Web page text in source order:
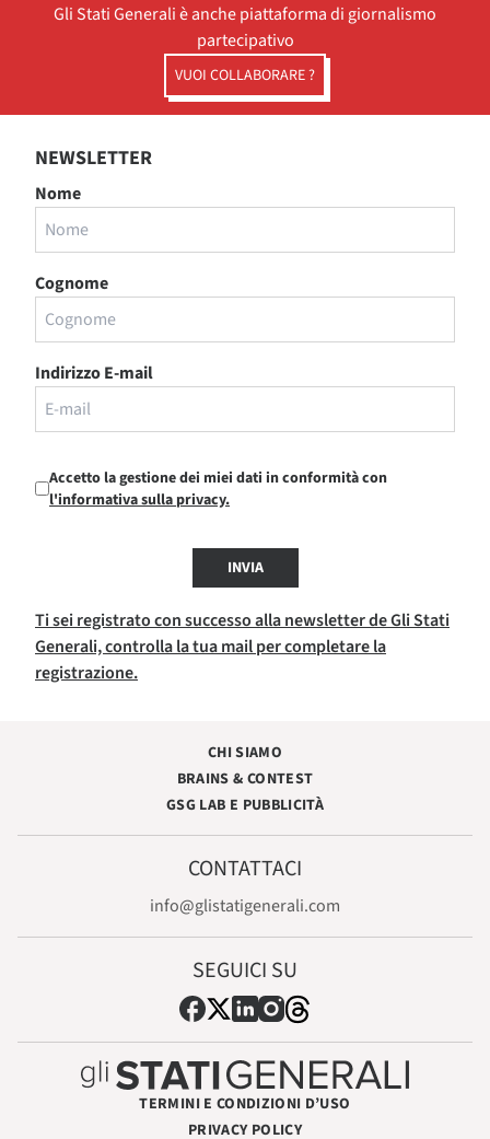
Gli Stati Generali è anche piattaforma di giornalismo
partecipativo
VUOI COLLABORARE ?
NEWSLETTER
Nome
Cognome
Indirizzo E-mail
Accetto la gestione dei miei dati in conformità con
l'informativa sulla privacy.
INVIA
Ti sei registrato con successo alla newsletter de Gli Stati
Generali, controlla la tua mail per completare la
registrazione.
CHI SIAMO
BRAINS & CONTEST
GSG LAB E PUBBLICITÀ
CONTATTACI
info@glistatigenerali.com
SEGUICI SU
TERMINI E CONDIZIONI D’USO
PRIVACY POLICY